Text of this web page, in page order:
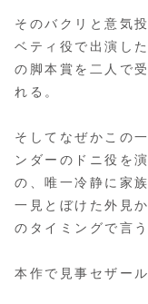
そのバクリと意気
ベティ役で出演した
の脚本賞を二人で
れる。
そしてなぜかこの
ンダーのドニ役を
の、唯一冷静に家
一見とぼけた外見
のタイミングで言
本作で見事セザー